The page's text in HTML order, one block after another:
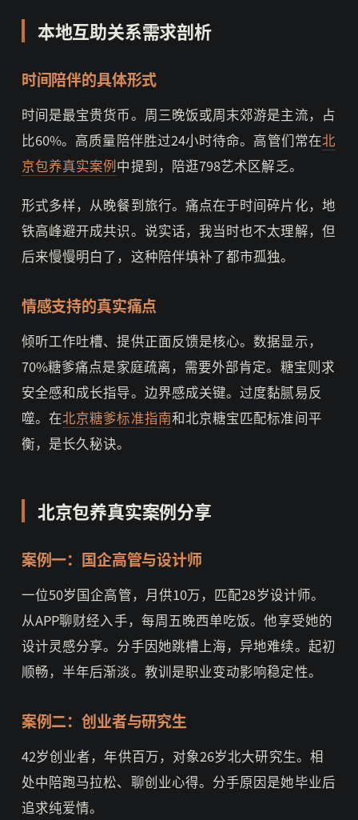
本地互助关系需求剖析
时间陪伴的具体形式
时间是最宝贵货币。周三晚饭或周末郊游是主流，占
比60%。高质量陪伴胜过24小时待命。高管们常在北
京包养真实案例中提到，陪逛798艺术区解乏。
形式多样，从晚餐到旅行。痛点在于时间碎片化，地
铁高峰避开成共识。说实话，我当时也不太理解，但
后来慢慢明白了，这种陪伴填补了都市孤独。
情感支持的真实痛点
倾听工作吐槽、提供正面反馈是核心。数据显示，
70%糖爹痛点是家庭疏离，需要外部肯定。糖宝则求
安全感和成长指导。边界感成关键。过度黏腻易反
噬。在北京糖爹标准指南和北京糖宝匹配标准间平
衡，是长久秘诀。
北京包养真实案例分享
案例一：国企高管与设计师
一位50岁国企高管，月供10万，匹配28岁设计师。
从APP聊财经入手，每周五晚西单吃饭。他享受她的
设计灵感分享。分手因她跳槽上海，异地难续。起初
顺畅，半年后渐淡。教训是职业变动影响稳定性。
案例二：创业者与研究生
42岁创业者，年供百万，对象26岁北大研究生。相
处中陪跑马拉松、聊创业心得。分手原因是她毕业后
追求纯爱情。